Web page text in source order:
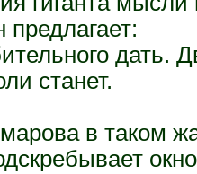
предлагает:
дать.
станет.
в таком